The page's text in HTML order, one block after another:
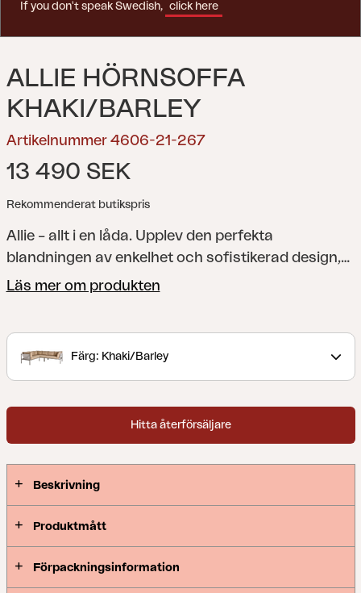
ALLIE HÖRNSOFFA
KHAKI/BARLEY
Artikelnummer 4606-21-267
13 490 SEK
Rekommenderat butikspris
Allie – allt i en låda. Upplev den perfekta
blandningen av enkelhet och sofistikerad design,
där varje element – från aluminiumramen till den
utomhusoas har aldrig varit enklare, vilket låter dig
på uppsättningen. Dess smarta konstruktion gör
det också enkelt att förvara under vintern.
Läs mer om produkten
Färg: Khaki/Barley
Hitta återförsäljare
Beskrivning
Produktmått
Förpackningsinformation
If you don't speak Swedish, click here